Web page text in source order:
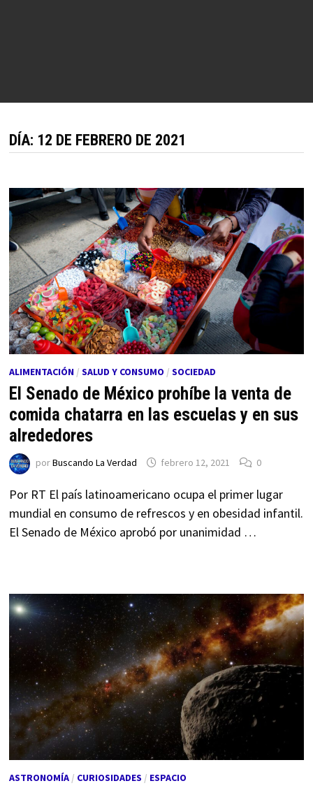
DÍA: 12 DE FEBRERO DE 2021
ALIMENTACIÓN/ SALUD Y CONSUMO / SOCIEDAD
El Senado de México prohíbe la venta de
comida chatarra en las escuelas y en sus
alrededores
porBuscando La Verdad febrero 12, 2021 0
Por RT El país latinoamericano ocupa el primer lugar
mundial en consumo de refrescos y en obesidad infantil.
El Senado de México aprobó por unanimidad …
ASTRONOMÍA/ CURIOSIDADES / ESPACIO